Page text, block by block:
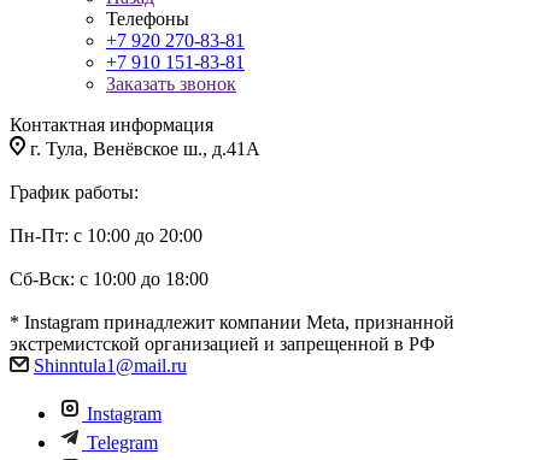
Телефоны
+7 920 270-83-81
+7 910 151-83-81
Заказать звонок
Контактная информация
г. Тула, Венёвское ш., д.41А
График работы:
Пн-Пт: с 10:00 до 20:00
Сб-Вск: с 10:00 до 18:00
* Instagram принадлежит компании Meta, признанной
экстремистской организацией и запрещенной в РФ
Shinntula1@mail.ru
Instagram
Telegram